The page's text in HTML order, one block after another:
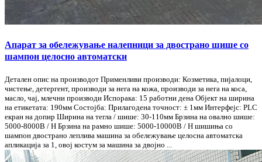
Апарат за обележување налепници за двострано шише со
шампон целосно автоматски
Детален опис на производот Применливи производи: Козметика, пијалоци,
чистење, детергент, производи за нега на кожа, производи за нега на коса,
масло, чај, млечни производи Испорака: 15 работни дена Објект на ширина
на етикетата: 190мм Состојба: Прилагодена точност: ± 1мм Интерфејс: PLC
екран на допир Ширина на тегла / шише: 30-110мм Брзина на овално шише:
5000-8000B / H Брзина на рамно шише: 5000-10000B / H шишиња со
шампон двострано леплива машина за обележување целосна автоматска
апликација за 1, овој костум за машина за двојно ...